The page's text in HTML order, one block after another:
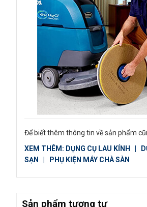
Để biết thêm thông tin về sản phẩm
XEM THÊM: DỤNG CỤ LAU KÍNH
SẠN
PHỤ KIỆN MÁY CHÀ SÀN
Sản phẩm tương tự